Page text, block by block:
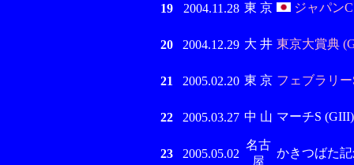
19 2004.11.28 東 京 ジャパン
20 2004.12.29 大 井 東京大賞典
21 2005.02.20 東 京 フェブラリー
22 2005.03.27 中 山 マーチS (GIII)
23 2005.05.02
名古
屋
かきつばた